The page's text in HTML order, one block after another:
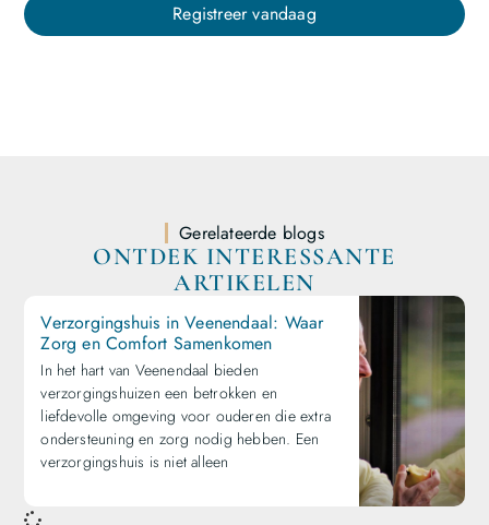
Registreer vandaag
Gerelateerde blogs
ONTDEK INTERESSANTE
ARTIKELEN
Verzorgingshuis in Veenendaal: Waar
Zorg en Comfort Samenkomen
In het hart van Veenendaal bieden
verzorgingshuizen een betrokken en
liefdevolle omgeving voor ouderen die extra
ondersteuning en zorg nodig hebben. Een
verzorgingshuis is niet alleen